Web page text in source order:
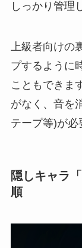
しっかり管理
上級者向けの
プするように
こともできま
がなく、音を
テープ等)が必
隠しキャラ
順